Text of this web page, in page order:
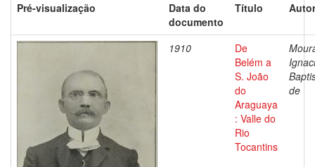
Pré-visualização
Data do
documento
Título
1910
De
Belém a
S. João
do
Araguaya
: Valle do
Rio
Tocantins
de